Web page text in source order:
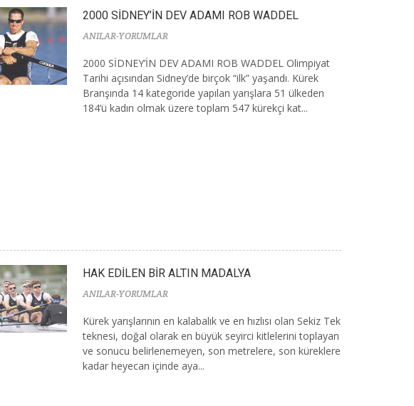
2000 SİDNEY’İN DEV ADAMI ROB WADDEL
ANILAR-YORUMLAR
2000 SİDNEY’İN DEV ADAMI ROB WADDEL Olimpiyat
Tarihi açısından Sidney’de birçok “ilk” yaşandı. Kürek
Branşında 14 kategoride yapılan yarışlara 51 ülkeden
184’ü kadın olmak üzere toplam 547 kürekçi kat...
HAK EDİLEN BİR ALTIN MADALYA
ANILAR-YORUMLAR
Kürek yarışlarının en kalabalık ve en hızlısı olan Sekiz Tek
teknesi, doğal olarak en büyük seyirci kitlelerini toplayan
ve sonucu belirlenemeyen, son metrelere, son küreklere
kadar heyecan içinde aya...